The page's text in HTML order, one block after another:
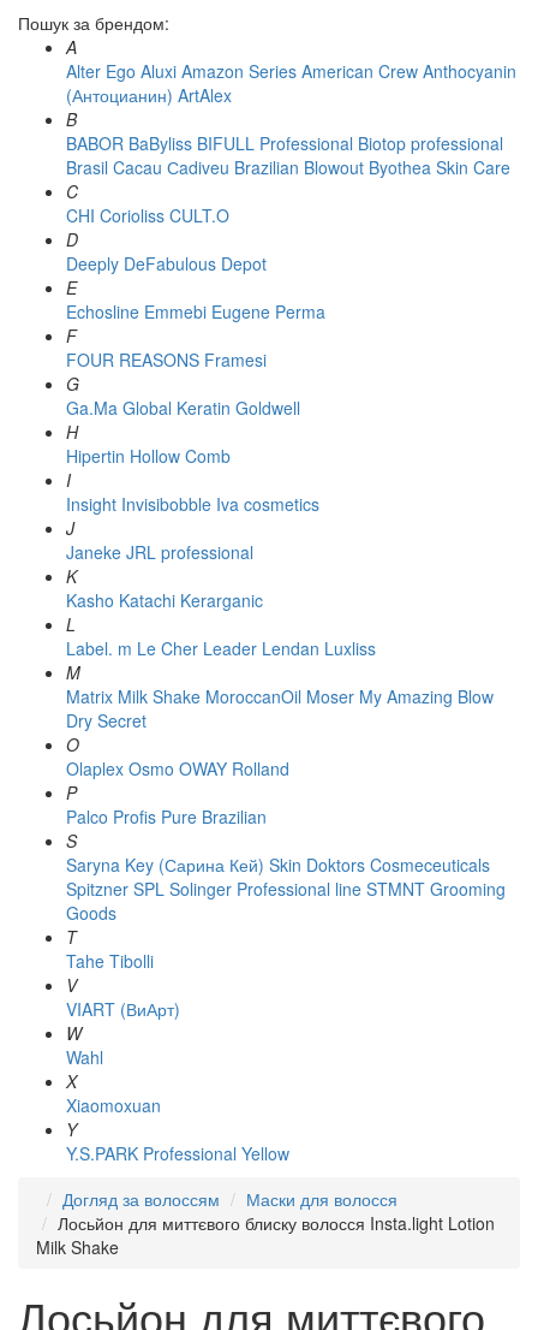
Пошук за брендом:
A
Alter Ego Aluxi Amazon Series American Crew Anthocyanin
(Антоцианин) ArtAlex
B
BABOR BaByliss BIFULL Professional Biotop professional
Brasil Cacau Сadiveu Brazilian Blowout Byothea Skin Care
C
CHI Corioliss CULT.O
D
Deeply DeFabulous Depot
E
Echosline Emmebi Eugene Perma
F
FOUR REASONS Framesi
G
Ga.Ma Global Keratin Goldwell
H
Hipertin Hollow Comb
I
Insight Invisibobble Iva cosmetics
J
Janeke JRL professional
K
Kasho Katachi Kerarganic
L
Label. m Le Cher Leader Lendan Luxliss
M
Matrix Milk Shake MoroccanOil Moser My Amazing Blow
Dry Secret
O
Olaplex Osmo OWAY Rolland
P
Palco Profis Pure Brazilian
S
Saryna Key (Сарина Кей) Skin Doktors Cosmeceuticals
Spitzner SPL Solinger Professional line STMNT Grooming
Goods
T
Tahe Tibolli
V
VIART (ВиАрт)
W
Wahl
X
Xiaomoxuan
Y
Y.S.PARK Professional Yellow
Догляд за волоссям
Маски для волосся
Лосьйон для миттєвого блиску волосся Insta.light Lotion
Milk Shake
Лосьйон для миттєвого